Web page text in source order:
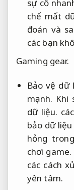
sự cố
chế mất
đoán và
các bạn
Gaming gear.
Bảo vệ dữ
mạnh. Khi
dữ liệu.
bảo dữ
hỏng
chơi game.
các cách
yên tâm.